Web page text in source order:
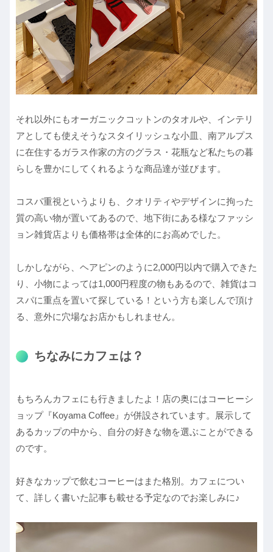
それ以外にもオーガニックコットンのタオルや、インテリ
アとしても使えそうなスタイリッシュな小皿、南アルプス
に在住するガラス作家の方のグラス・花瓶など私たちの暮
らしを豊かにしてくれるような商品達が並びます。
コスパ重視というよりも、クオリティやデザインに拘った
質の高い物が置いてあるので、地下街にある様なファッシ
ョン雑貨店よりも価格帯は全体的にお高めでした。
しかしながら、ヘアピンのように2,000円以内で購入できた
り、小物によっては1,000円程度の物もあるので、雑貨はコ
スパに重点を置いて探している！という方も楽しんで頂け
る、意外に穴場なお店かもしれません。
ちなみにカフェは？
もちろんカフェにも行きましたよ！店の奥にはコーヒーシ
ョップ『Koyama Coffee』が併設されています。展示して
あるカップの中から、自分の好きな物を選ぶことができる
のです。
好きなカップで飲むコーヒーはまた格別。カフェについ
て、詳しく書いた記事も載せる予定なのでお楽しみに♪